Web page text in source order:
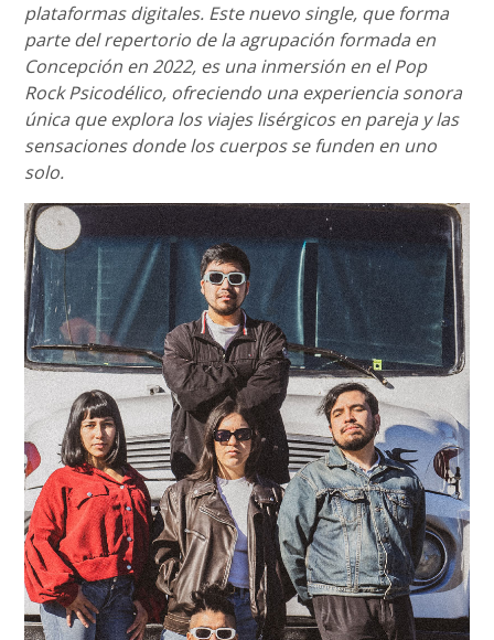
plataformas digitales. Este nuevo single, que forma
parte del repertorio de la agrupación formada en
Concepción en 2022, es una inmersión en el Pop
Rock Psicodélico, ofreciendo una experiencia sonora
única que explora los viajes lisérgicos en pareja y las
sensaciones donde los cuerpos se funden en uno
solo.